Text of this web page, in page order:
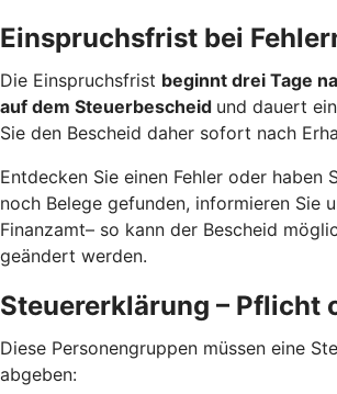
Einspruchsfrist bei
Die Einspruchsfrist beginnt drei Tage
auf dem Steuerbescheid und dauert
Sie den Bescheid daher sofort nach
Entdecken Sie einen Fehler oder haben
noch Belege gefunden, informieren Sie
Finanzamt– so kann der Bescheid
geändert werden.
Steuererklärung – Pflicht
Diese Personengruppen müssen eine
abgeben: